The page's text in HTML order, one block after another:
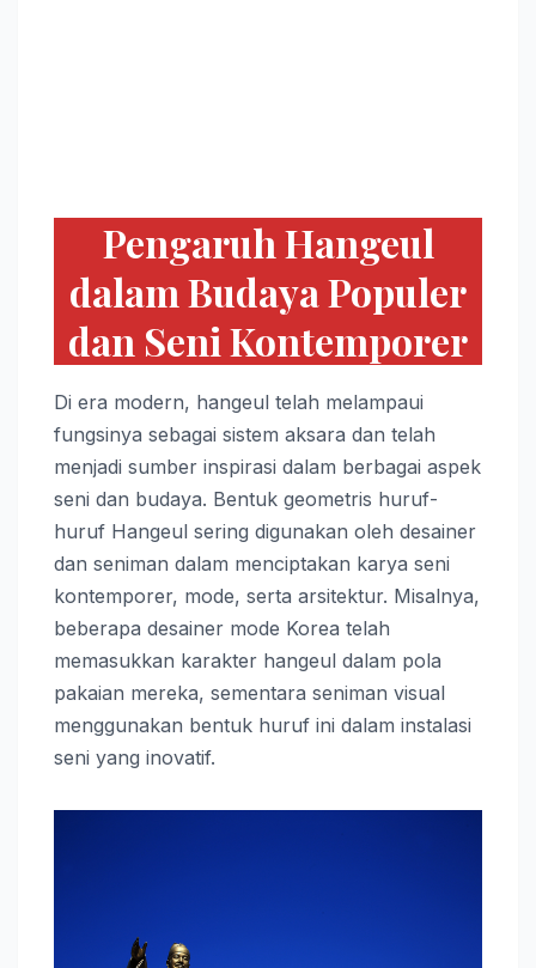
Pengaruh Hangeul
dalam Budaya Populer
dan Seni Kontemporer
Di era modern, hangeul telah melampaui
fungsinya sebagai sistem aksara dan telah
menjadi sumber inspirasi dalam berbagai aspek
seni dan budaya. Bentuk geometris huruf-
huruf Hangeul sering digunakan oleh desainer
dan seniman dalam menciptakan karya seni
kontemporer, mode, serta arsitektur. Misalnya,
beberapa desainer mode Korea telah
memasukkan karakter hangeul dalam pola
pakaian mereka, sementara seniman visual
menggunakan bentuk huruf ini dalam instalasi
seni yang inovatif.